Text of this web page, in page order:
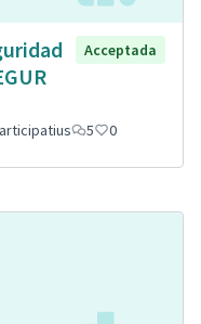
Acceptada
5 0